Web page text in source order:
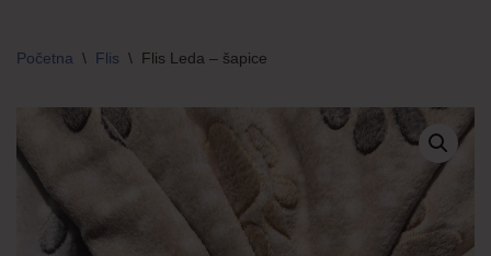
Početna \ Flis \ Flis Leda – šapice